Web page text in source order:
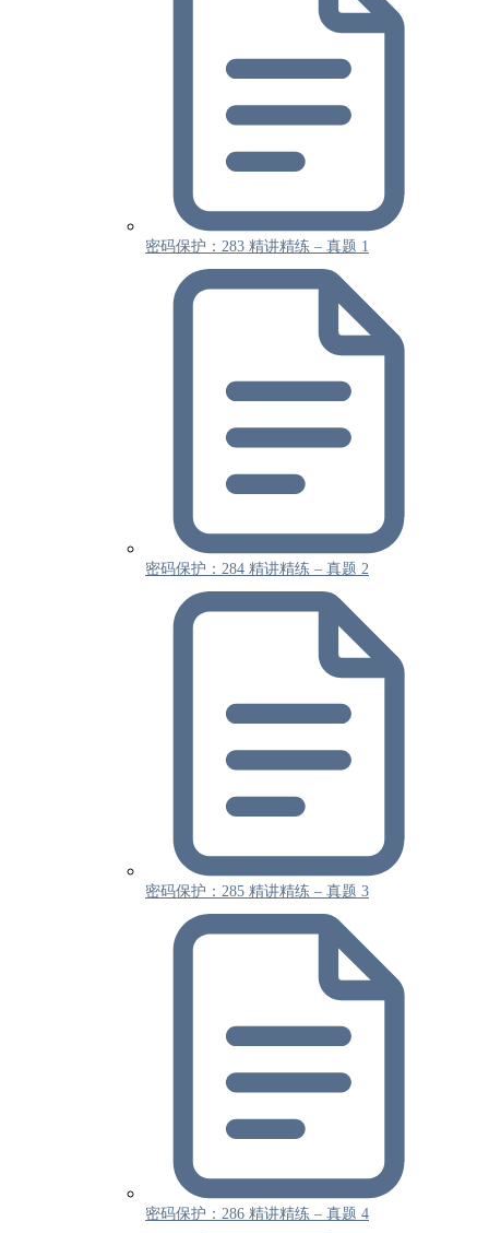
密码保护：283 精讲精练 – 真题 1
密码保护：284 精讲精练 – 真题 2
密码保护：285 精讲精练 – 真题 3
密码保护：286 精讲精练 – 真题 4